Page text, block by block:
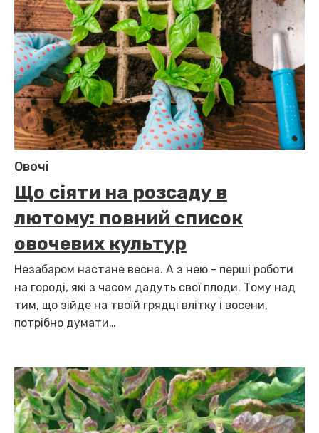
Овочі
Що сіяти на розсаду в
лютому: повний список
овочевих культур
Незабаром настане весна. А з нею - перші роботи
на городі, які з часом дадуть свої плоди. Тому над
тим, що зійде на твоїй грядці влітку і восени,
потрібно думати…